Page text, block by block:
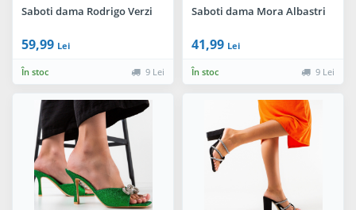
Saboti dama Rodrigo Verzi
59,99 Lei
În stoc 9 Lei
Saboti dama Mora Albastri
41,99 Lei
În stoc 9 Lei